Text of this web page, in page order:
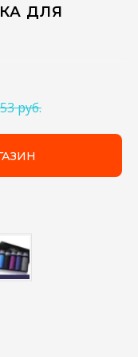
ДЛЯ
руб.